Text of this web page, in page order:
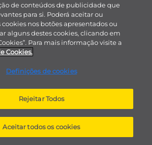
de conteúdos de publicidade que
para si. Poderá aceitar ou
nos botões apresentados ou
alguns destes cookies, clicando em
Para mais informação visite a
Cookies.
Definições de cookies
Rejeitar Todos
Aceitar todos os cookies